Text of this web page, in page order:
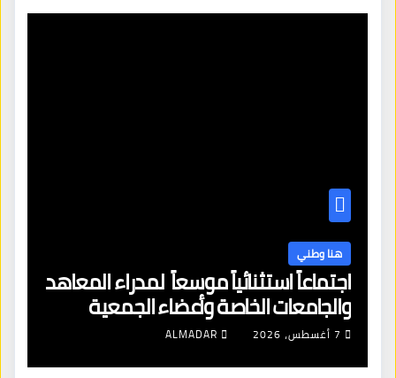
هنا وطني
اجتماعاً استثنائياً موسعاً لمدراء المعاهد
والجامعات الخاصة وأعضاء الجمعية
العمومية للنقابة العامة لمؤسسات
التعليم والتدريب الخاص في ليبيا
7 أغسطس، 2026 ALMADAR